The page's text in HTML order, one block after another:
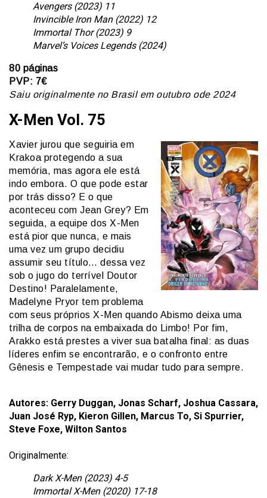
Avengers (2023) 11
Invincible Iron Man (2022) 12
Immortal Thor (2023) 9
Marvel’s Voices Legends (2024)
80 páginas
PVP: 7€
Saiu originalmente no Brasil em outubro ode 2024
X-Men Vol. 75
Xavier jurou que seguiria em
Krakoa protegendo a sua
memória, mas agora ele está
indo embora. O que pode estar
por trás disso? E o que
aconteceu com Jean Grey? Em
seguida, a equipe dos X-Men
está pior que nunca, e mais
uma vez um grupo decidiu
assumir seu título… dessa vez
sob o jugo do terrível Doutor
Destino! Paralelamente,
Madelyne Pryor tem problema
com seus próprios X-Men quando Abismo deixa uma
trilha de corpos na embaixada do Limbo! Por fim,
Arakko está prestes a viver sua batalha final: as duas
líderes enfim se encontrarão, e o confronto entre
Gênesis e Tempestade vai mudar tudo para sempre.
Autores: Gerry Duggan, Jonas Scharf, Joshua Cassara,
Juan José Ryp, Kieron Gillen, Marcus To, Si Spurrier,
Steve Foxe, Wilton Santos
Originalmente:
Dark X-Men (2023) 4-5
Immortal X-Men (2020) 17-18